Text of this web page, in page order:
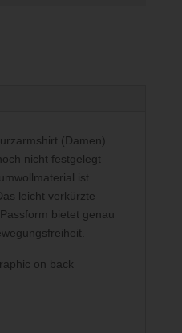
(Damen)
nicht festgelegt
ist
leicht verkürzte
bietet genau
on back